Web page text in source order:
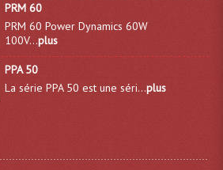
Lumière
Boules À Facettes
Changeurs De Couleurs
PRM 60
PRM 60 Power Dynamics 60W
100V...plus
PPA 50
La série PPA 50 est une séri...plus